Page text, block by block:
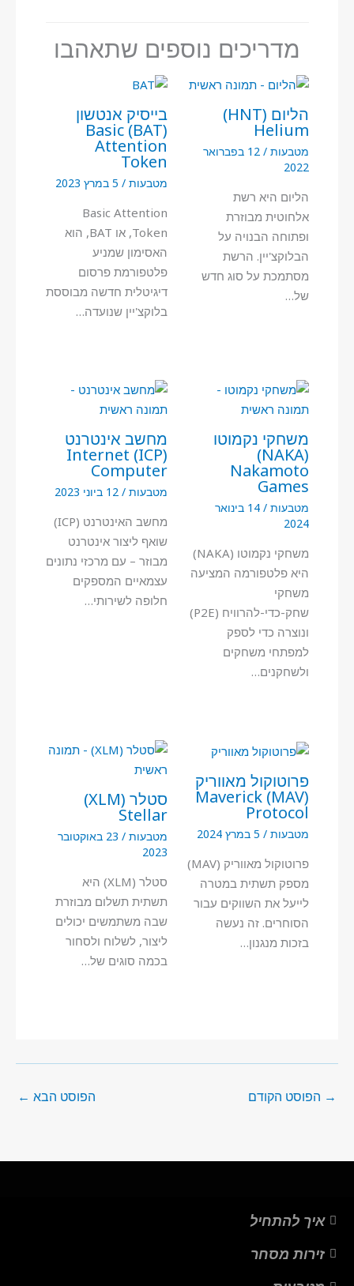
מדריכים נוספים שתאהבו
הליום (HNT)
Helium
מטבעות /
12 בפברואר
2022
הליום היא רשת
אלחוטית מבוזרת
ופתוחה הבנויה על
הבלוקצ'יין. הרשת
מסתמכת על סוג חדש
של…
בייסיק אנטשון
(BAT) Basic
Attention
Token
מטבעות / 5 במרץ 2023
Basic Attention
Token, או BAT, הוא
האסימון שמניע
פלטפורמת פרסום
דיגיטלית חדשה מבוססת
בלוקצ'יין שנועדה…
משחקי נקמוטו
(NAKA)
Nakamoto
Games
מטבעות /
14 בינואר
2024
משחקי נקמוטו (NAKA)
היא פלטפורמה המציעה
משחקי
שחק-כדי-להרוויח (P2E)
ונוצרה כדי לספק
למפתחי משחקים
ולשחקנים…
מחשב אינטרנט
(ICP) Internet
Computer
מטבעות /12 ביוני 2023
מחשב האינטרנט (ICP)
שואף ליצור אינטרנט
מבוזר – עם מרכזי נתונים
עצמאיים המספקים
חלופה לשירותי…
פרוטוקול מאווריק
(MAV) Maverick
Protocol
מטבעות / 5 במרץ 2024
פרוטוקול מאווריק (MAV)
מספק תשתית במטרה
לייעל את השווקים עבור
הסוחרים. זה נעשה
בזכות מנגנון…
סטלר (XLM)
Stellar
מטבעות /
23 באוקטובר
2023
סטלר (XLM) היא
תשתית תשלום מבוזרת
שבה משתמשים יכולים
ליצור, לשלוח ולסחור
בכמה סוגים של…
→ הפוסט הקודם הפוסט הבא ←
איך להתחיל
זירות מסחר